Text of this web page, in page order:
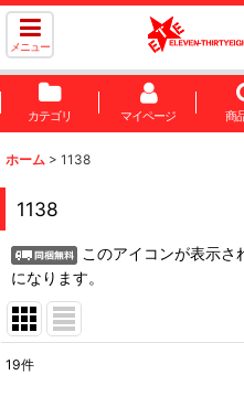
メニュー
カテゴリ マイページ 商
ホーム > 1138
1138
このアイコンが表示
になります。
19件